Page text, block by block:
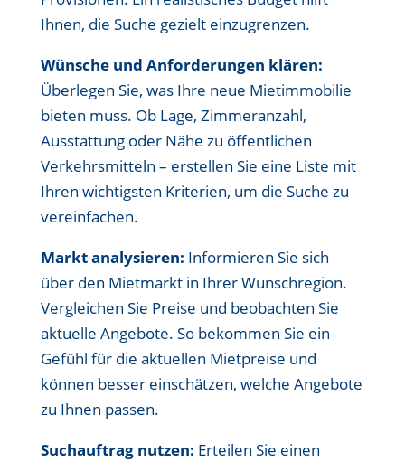
Ihnen, die Suche gezielt einzugrenzen.
Wünsche und Anforderungen klären:
Überlegen Sie, was Ihre neue Mietimmobilie
bieten muss. Ob Lage, Zimmeranzahl,
Ausstattung oder Nähe zu öffentlichen
Verkehrsmitteln – erstellen Sie eine Liste mit
Ihren wichtigsten Kriterien, um die Suche zu
vereinfachen.
Markt analysieren: Informieren Sie sich
über den Mietmarkt in Ihrer Wunschregion.
Vergleichen Sie Preise und beobachten Sie
aktuelle Angebote. So bekommen Sie ein
Gefühl für die aktuellen Mietpreise und
können besser einschätzen, welche Angebote
zu Ihnen passen.
Suchauftrag nutzen: Erteilen Sie einen